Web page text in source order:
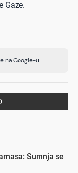
Gaze.
na Google-u.
Sumnja se